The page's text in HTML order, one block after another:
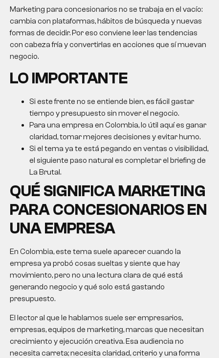
Marketing para concesionarios no se trabaja en el vacío:
cambia con plataformas, hábitos de búsqueda y nuevas
formas de decidir. Por eso conviene leer las tendencias
con cabeza fría y convertirlas en acciones que sí muevan
negocio.
LO IMPORTANTE
Si este frente no se entiende bien, es fácil gastar
tiempo y presupuesto sin mover el negocio.
Para una empresa en Colombia, lo útil aquí es ganar
claridad, tomar mejores decisiones y evitar humo.
Si el tema ya te está pegando en ventas o visibilidad,
el siguiente paso natural es completar el briefing de
La Brutal.
QUÉ SIGNIFICA MARKETING
PARA CONCESIONARIOS EN
UNA EMPRESA
En Colombia, este tema suele aparecer cuando la
empresa ya probó cosas sueltas y siente que hay
movimiento, pero no una lectura clara de qué está
generando negocio y qué solo está gastando
presupuesto.
El lector al que le hablamos suele ser empresarios,
empresas, equipos de marketing, marcas que necesitan
crecimiento y ejecución creativa. Esa audiencia no
necesita carreta; necesita claridad, criterio y una forma